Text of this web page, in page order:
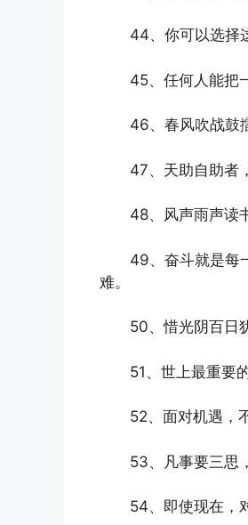
44、你可以选择
45、任何人能把
46、春风吹战鼓
47、天助自助者
48、风声雨声读
49、奋斗就是每
难。
50、惜光阴百日
51、世上最重要
52、面对机遇，
53、凡事要三思
54、即使现在，